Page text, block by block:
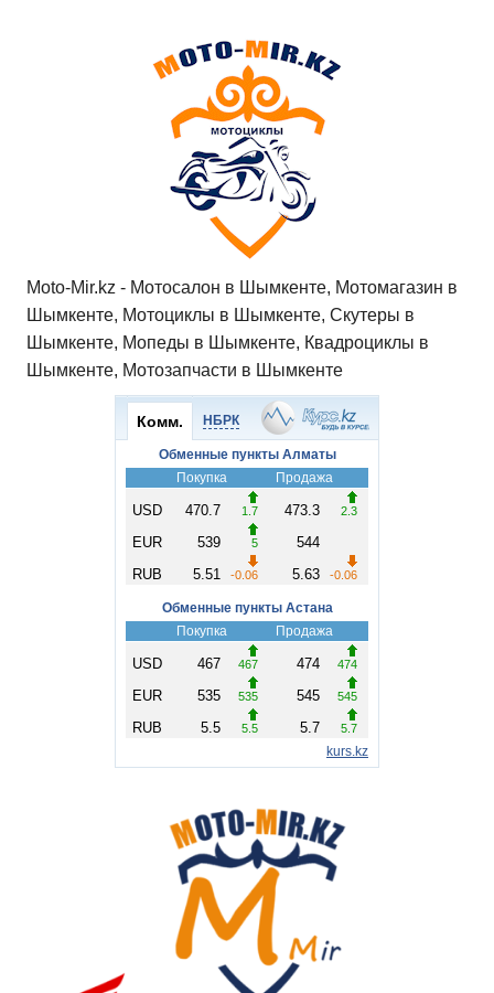
Moto-Mir.kz - Мотосалон в Шымкенте, Мотомагазин в
Шымкенте, Мотоциклы в Шымкенте, Скутеры в
Шымкенте, Мопеды в Шымкенте, Квадроциклы в
Шымкенте, Мотозапчасти в Шымкенте